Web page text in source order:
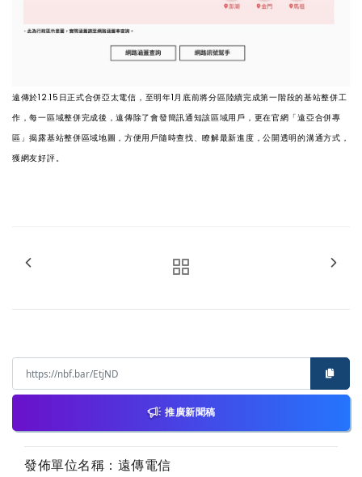
遠傳於12.15日正式合併亞太電信，至明年1月底前將分區陸續完成第一階段的基站整併工
作，每一區域整併完成後，遠傳除了會發簡訊通知該區域用戶，更在官網「遠亞合併專
區」揭露基站整併區域地圖，方便用戶隨時查找、瞭解最新進度，公開透明的溝通方式，
獲網友好評。
推廣新聞稿
發佈單位名稱：遠傳電信